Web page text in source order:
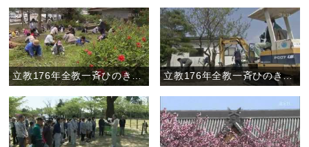
立教176年全教一斉ひのきしんデー・鹿児島教区大島支部 （4月29日） 立教176年全教一斉ひのきしんデー・長野教区松筑支部 （4月29日）